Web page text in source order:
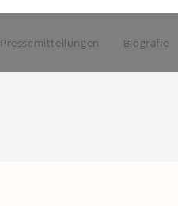
Pressemitteilungen Biografie